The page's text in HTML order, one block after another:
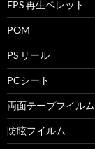
EPS 再生ペレット
POM
PS リール
PCシート
両面テープフイル
防眩フイルム